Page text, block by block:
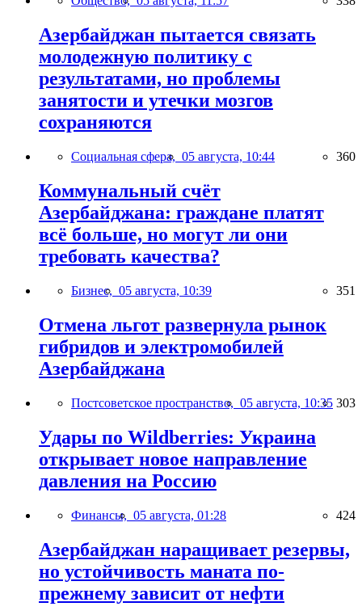
Азербайджан пытается связать
молодежную политику с
результатами, но проблемы
занятости и утечки мозгов
сохраняются
Социальная сфера, 05 августа, 10:44 360
Коммунальный счёт
Азербайджана: граждане платят
всё больше, но могут ли они
требовать качества?
Бизнес, 05 августа, 10:39 351
Отмена льгот развернула рынок
гибридов и электромобилей
Азербайджана
Постсоветское пространство, 05 августа, 10:35 303
Удары по Wildberries: Украина
открывает новое направление
давления на Россию
Финансы, 05 августа, 01:28 424
Азербайджан наращивает резервы,
но устойчивость маната по-
прежнему зависит от нефти